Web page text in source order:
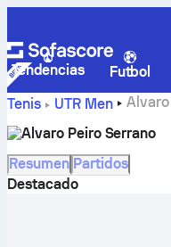
Tendencias Futbol
Tenis
UTR Men
Alvaro Peiro Serrano
Resumen Partidos
Destacado